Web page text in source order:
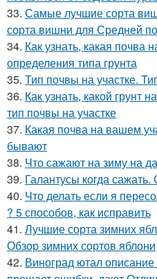
33. Самые лучшие сорта
сорта вишни для Средней
34. Как узнать, какая почва
определения типа грунта
35. Тип почвы на участке.
36. Как узнать, какой грунт
тип почвы на участке
37. Какая почва на вашем
бывают
38. Что сажают на зиму на
39. Галантусы когда
40. Что делать если я
? 5 способов, как исправить
41. Лучшие сорта зимних
Обзор зимних сортов яблони
42. Виноград ютал